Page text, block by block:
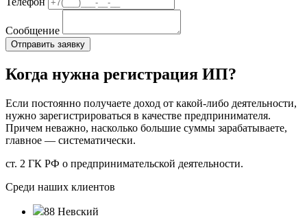
Сообщение
Когда нужна регистрация ИП?
Если постоянно получаете доход от какой-либо деятельности,
нужно зарегистрироваться в качестве предпринимателя.
Причем неважно, насколько большие суммы зарабатываете,
главное — систематически.
ст. 2 ГК РФ о предпринимательской деятельности.
Среди наших клиентов
88 Невский